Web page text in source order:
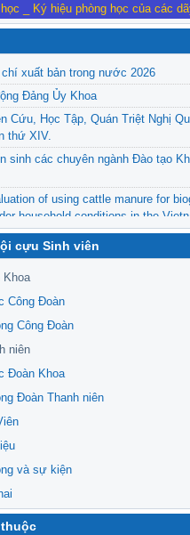
_ Ký hiệu phòng học của các
chí xuất bản trong nước 2026
Đảng Ủy Khoa
Cứu, Học Tập, Quán Triệt Nghị
thứ XIV.
sinh các chuyên ngành Đào tạo
of using cattle manure for
household conditions in the
in flood-based farming
Delta
chí xuất bản Quốc Tế 2026
Đề Tài NCKH cấp Tỉnh năm 2024
định
Đảng bộ khoa
cựu Sinh viên
Khoa
Công Đoàn
Công Đoàn
niên
Đoàn Khoa
Đoàn Thanh niên
và sự kiện